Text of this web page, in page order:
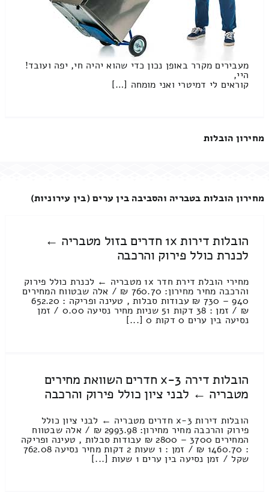
מעבירים מקרר באופן נכון כדי שהוא יהיה חי, יפה ועובד!
היי,
קוראים לי דמיטרי ואני מומחה […]
מחירון הובלות
מחירון הובלות בטבריה והסביבה בין ערים (בין עירוניות)
הובלות דירות 1x חדרים בזול מטבריה ←
לכנרת כולל פירוק והרכבה
מחירי הובלת דירת חדר 1x מטבריה ← לכנרת כולל פירוק
והרכבה מחיר מחירון: 760.70 ₪ / אלה שבטווח המחירים
940 – 730 ₪ עבודות סבלות , טעינה ופריקה : 652.20
₪ / זמן : 38 דקות 51 שניות מחיר נסיעה 0.00 / זמן
נסיעה בין ערים 0 דקות 0 [...]
הובלות דירה 3-x חדרים השוואת מחירים
מטבריה ← לבני ציון כולל פירוק והרכבה
הובלות דירות 3-x חדרים מטבריה ← לבני ציון כולל
פירוק והרכבה מחיר מחירון: 2993.98 ₪ / אלה שבטווח
המחירים 3700 – 2800 ₪ עבודות סבלות , טעינה ופריקה
: 1460.70 ₪ / זמן : 1 שעות 2 דקות מחיר נסיעה 762.08
שקל / זמן נסיעה בין ערים 1 שעות [...]